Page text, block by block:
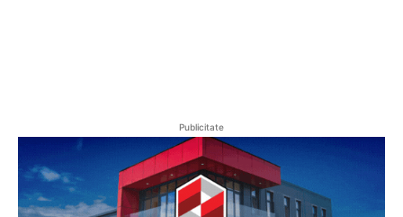
Publicitate